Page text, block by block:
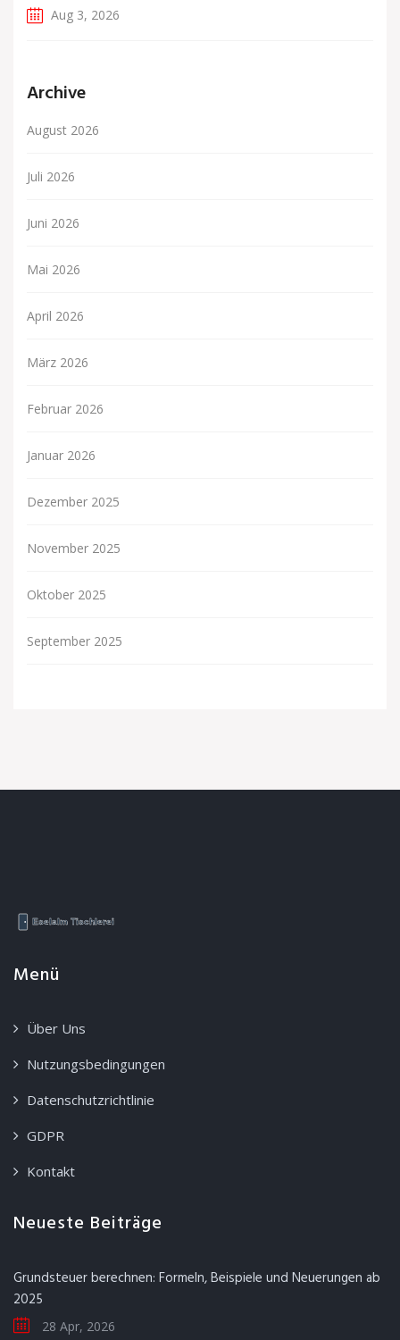
Aug 3, 2026
Archive
August 2026
Juli 2026
Juni 2026
Mai 2026
April 2026
März 2026
Februar 2026
Januar 2026
Dezember 2025
November 2025
Oktober 2025
September 2025
Menü
Über Uns
Nutzungsbedingungen
Datenschutzrichtlinie
GDPR
Kontakt
Neueste Beiträge
Grundsteuer berechnen: Formeln, Beispiele und Neuerungen ab
2025
28 Apr, 2026